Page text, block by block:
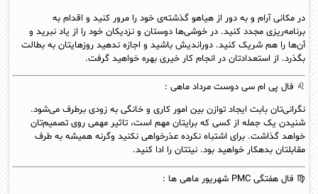
در مکانی آرام و به دور از هیاهو گذشته‌ی خود را مرور کنید و اقدام به
برنامه‌ریزی مجدد کنید. در خوشی‌ها دوستان و نزدیکان خود را از یاد نبرید و
آن‌ها را هم شریک کنید. دوراندیش باشید و اجازه ندهید روزهایتان به بطالت
بگذرد. از استعدادتان در انجام کار خیری بهره خواهید گرفت.
♌ فال پی ام سی دوستمرداد ماهی :
نگرانی‌تان بابت ایجاد توازن بین امور کاری و خانگی به زودی برطرف می‌شود.
شنیدن یک جمله از کسی که برایتان مهم است، تاثیر مهمی روی تصمیم‌تان
خواهد گذاشت. برای اشتباه نکرده عذرخواهی نکنید وگرنه همیشه به طرف
مقابلتان بدهکار خواهید بود. نیتتان را ادا کنید.
♍ فال هفتگی PMC شهریور ماهی ها :